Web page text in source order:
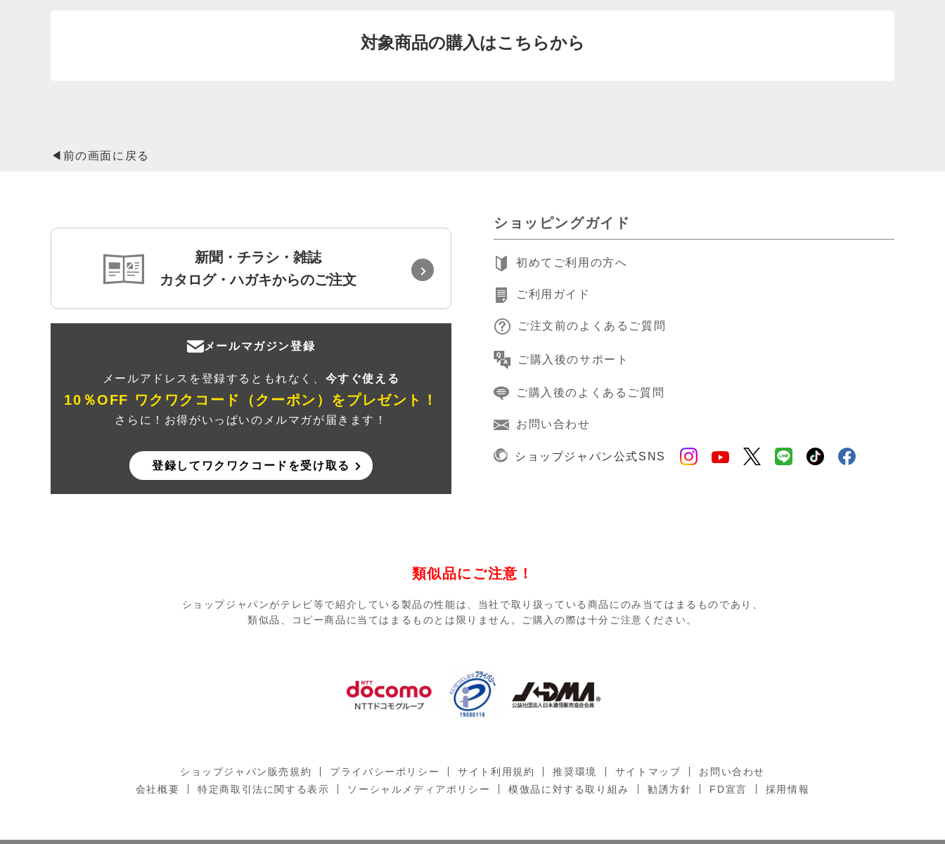
対象商品の購入はこちらから
◀前の画面に戻る
新聞・チラシ・雑誌
カタログ・ハガキからのご注文
メールマガジン登録
メールアドレスを登録するともれなく、 今すぐ使える
10％OFF ワクワクコード（クーポン） をプレゼント！
さらに！お得がいっぱいのメルマガが届きます！
登録してワクワクコードを受け取る
ショッピングガイド
初めてご利用の方へ
ご利用ガイド
ご注文前のよくあるご質問
ご購入後のサポート
ご購入後のよくあるご質問
お問い合わせ
ショップジャパン公式SNS
類似品にご注意！
ショップジャパンがテレビ等で紹介している製品の性能は、当社で取り扱っている商品にのみ当てはまるものであり、
類似品、コピー商品に当てはまるものとは限りません。ご購入の際は十分ご注意ください。
ショップジャパン販売規約 プライバシーポリシー サイト利用規約 推奨環境 サイトマップ
お問い合わせ
会社概要
特定商取引法に関する表示 ソーシャルメディアポリシー 模倣品に対する取り組み 勧誘方針 FD宣言 採用情報